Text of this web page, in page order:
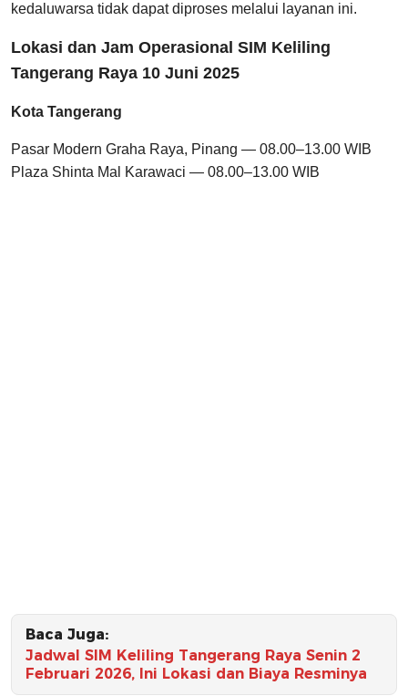
kedaluwarsa tidak dapat diproses melalui layanan ini.
Lokasi dan Jam Operasional SIM Keliling
Tangerang Raya 10 Juni 2025
Kota Tangerang
Pasar Modern Graha Raya, Pinang — 08.00–13.00 WIB
Plaza Shinta Mal Karawaci — 08.00–13.00 WIB
Baca Juga:
Jadwal SIM Keliling Tangerang Raya Senin 2
Februari 2026, Ini Lokasi dan Biaya Resminya